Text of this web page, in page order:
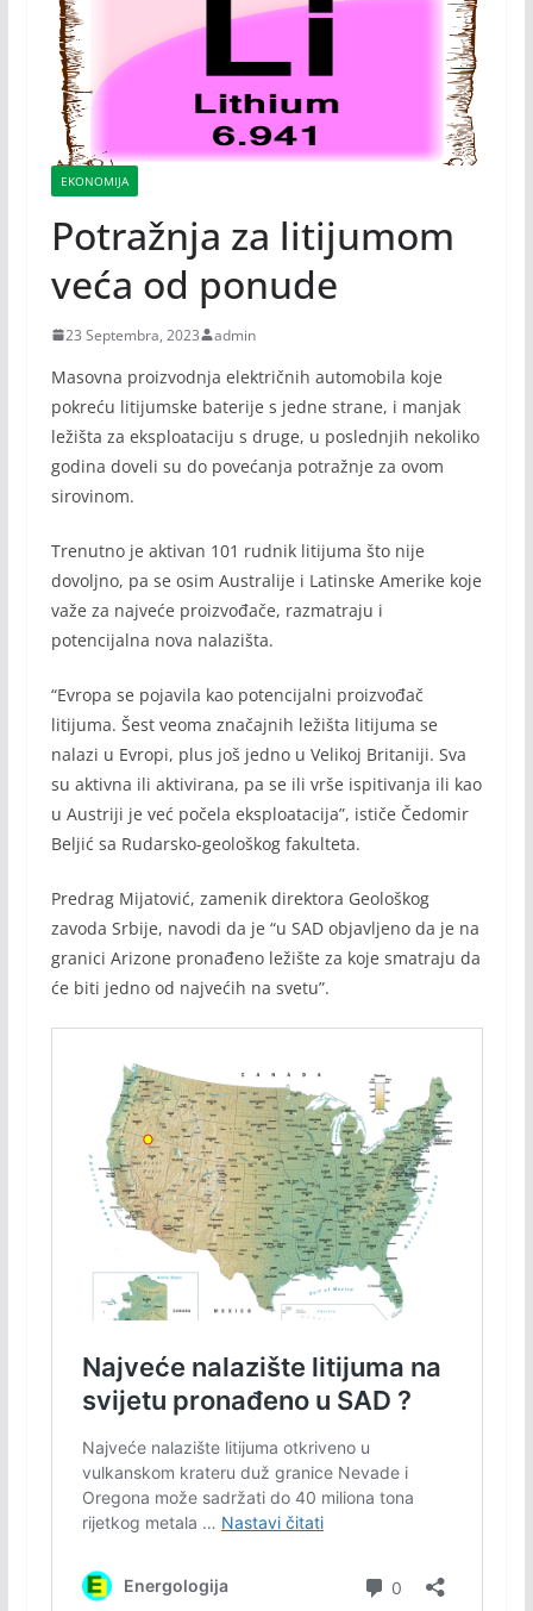
EKONOMIJA
Potražnja za litijumom
veća od ponude
23 Septembra, 2023 admin
Masovna proizvodnja električnih automobila koje
pokreću litijumske baterije s jedne strane, i manjak
ležišta za eksploataciju s druge, u poslednjih nekoliko
godina doveli su do povećanja potražnje za ovom
sirovinom.
Trenutno je aktivan 101 rudnik litijuma što nije
dovoljno, pa se osim Australije i Latinske Amerike koje
važe za najveće proizvođače, razmatraju i
potencijalna nova nalazišta.
“Evropa se pojavila kao potencijalni proizvođač
litijuma. Šest veoma značajnih ležišta litijuma se
nalazi u Evropi, plus još jedno u Velikoj Britaniji. Sva
su aktivna ili aktivirana, pa se ili vrše ispitivanja ili kao
u Austriji je već počela eksploatacija”, ističe Čedomir
Beljić sa Rudarsko-geološkog fakulteta.
Predrag Mijatović, zamenik direktora Geološkog
zavoda Srbije, navodi da je “u SAD objavljeno da je na
granici Arizone pronađeno ležište za koje smatraju da
će biti jedno od najvećih na svetu”.